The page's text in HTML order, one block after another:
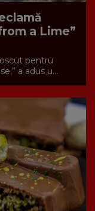
a Lime”
pentru
a adus u...